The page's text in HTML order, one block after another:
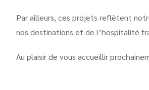
Par ailleurs, ces projets reflètent
nos destinations et de l’hospitalité
Au plaisir de vous accueillir